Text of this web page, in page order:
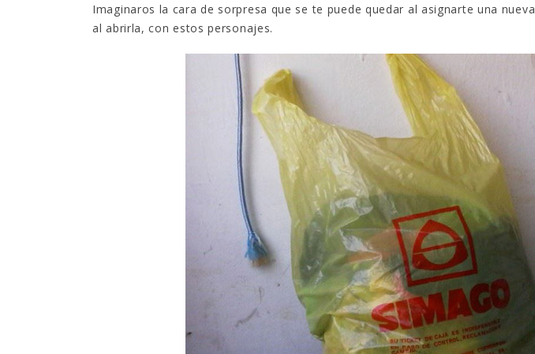
Imaginaros la cara de sorpresa que se te puede quedar al asignarte una nueva
al abrirla, con estos personajes.